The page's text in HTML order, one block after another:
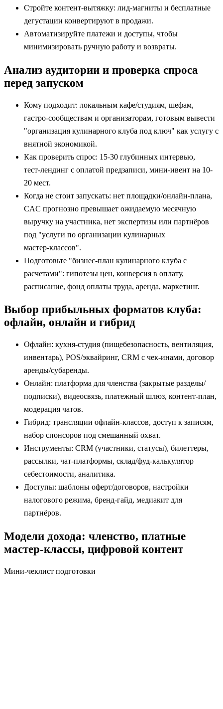
Стройте контент‑вытяжку: лид‑магниты и бесплатные
дегустации конвертируют в продажи.
Автоматизируйте платежи и доступы, чтобы
минимизировать ручную работу и возвраты.
Анализ аудитории и проверка спроса
перед запуском
Кому подходит: локальным кафе/студиям, шефам,
гастро‑сообществам и организаторам, готовым вывести
"организация кулинарного клуба под ключ" как услугу с
внятной экономикой.
Как проверить спрос: 15-30 глубинных интервью,
тест‑лендинг с оплатой предзаписи, мини‑ивент на 10-
20 мест.
Когда не стоит запускать: нет площадки/онлайн‑плана,
CAC прогнозно превышает ожидаемую месячную
выручку на участника, нет экспертизы или партнёров
под "услуги по организации кулинарных
мастер‑классов".
Подготовьте "бизнес‑план кулинарного клуба с
расчетами": гипотезы цен, конверсия в оплату,
расписание, фонд оплаты труда, аренда, маркетинг.
Выбор прибыльных форматов клуба:
офлайн, онлайн и гибрид
Офлайн: кухня‑студия (пищебезопасность, вентиляция,
инвентарь), POS/эквайринг, CRM с чек‑инами, договор
аренды/субаренды.
Онлайн: платформа для членства (закрытые разделы/
подписки), видеосвязь, платежный шлюз, контент‑план,
модерация чатов.
Гибрид: трансляции офлайн‑классов, доступ к записям,
набор спонсоров под смешанный охват.
Инструменты: CRM (участники, статусы), билеттеры,
рассылки, чат‑платформы, склад/фуд‑калькулятор
себестоимости, аналитика.
Доступы: шаблоны оферт/договоров, настройки
налогового режима, бренд‑гайд, медиакит для
партнёров.
Модели дохода: членство, платные
мастер-классы, цифровой контент
Мини‑чеклист подготовки